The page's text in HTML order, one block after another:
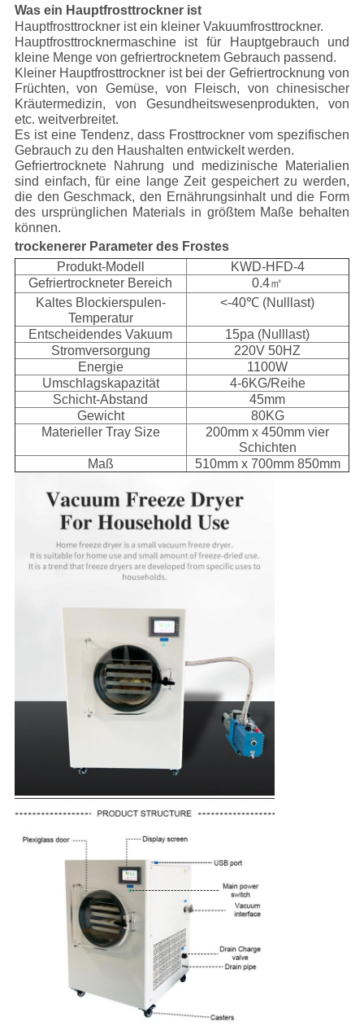
Was ein Hauptfrosttrockner ist
Hauptfrosttrockner ist ein kleiner Vakuumfrosttrockner.
Hauptfrosttrocknermaschine ist für Hauptgebrauch und
kleine Menge von gefriertrocknetem Gebrauch passend.
Kleiner Hauptfrosttrockner ist bei der Gefriertrocknung von
Früchten, von Gemüse, von Fleisch, von chinesischer
Kräutermedizin, von Gesundheitswesenprodukten, von
etc. weitverbreitet.
Es ist eine Tendenz, dass Frosttrockner vom spezifischen
Gebrauch zu den Haushalten entwickelt werden.
Gefriertrocknete Nahrung und medizinische Materialien
sind einfach, für eine lange Zeit gespeichert zu werden,
die den Geschmack, den Ernährungsinhalt und die Form
des ursprünglichen Materials in größtem Maße behalten
können.
trockenerer Parameter des Frostes
Produkt-Modell
KWD-HFD-4
Gefriertrockneter Bereich
0.4㎡
Kaltes Blockierspulen-
Temperatur
<-40℃ (Nulllast)
Entscheidendes Vakuum
15pa (Nulllast)
Stromversorgung
220V 50HZ
Energie
1100W
Umschlagskapazität
4-6KG/Reihe
Schicht-Abstand
45mm
Gewicht
80KG
Materieller Tray Size
200mm x 450mm vier
Schichten
Maß
510mm x 700mm 850mm